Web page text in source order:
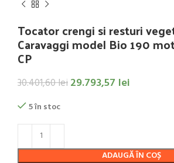
Tocator crengi si resturi
Caravaggi model Bio 190
CP
30.401,60lei29.793,57 lei
5 în stoc
ADAUGĂ ÎN COȘ